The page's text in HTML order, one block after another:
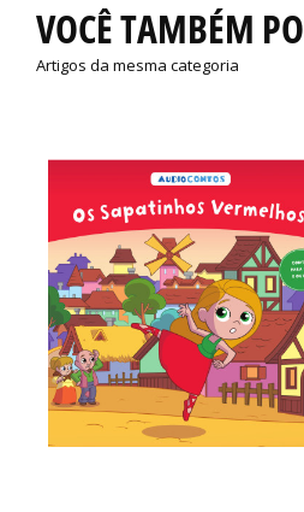
VOCÊ TAMBÉM
Artigos da mesma categoria